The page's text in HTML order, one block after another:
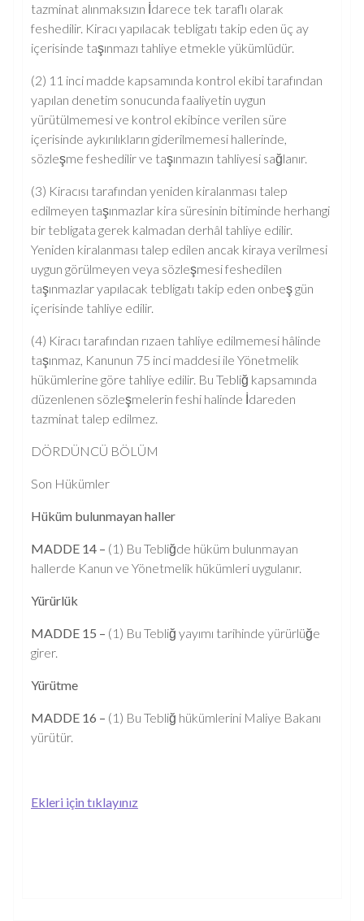
tazminat alınmaksızın İdarece tek taraflı olarak
feshedilir. Kiracı yapılacak tebligatı takip eden üç ay
içerisinde taşınmazı tahliye etmekle yükümlüdür.
(2) 11 inci madde kapsamında kontrol ekibi tarafından
yapılan denetim sonucunda faaliyetin uygun
yürütülmemesi ve kontrol ekibince verilen süre
içerisinde aykırılıkların giderilmemesi hallerinde,
sözleşme feshedilir ve taşınmazın tahliyesi sağlanır.
(3) Kiracısı tarafından yeniden kiralanması talep
edilmeyen taşınmazlar kira süresinin bitiminde herhangi
bir tebligata gerek kalmadan derhâl tahliye edilir.
Yeniden kiralanması talep edilen ancak kiraya verilmesi
uygun görülmeyen veya sözleşmesi feshedilen
taşınmazlar yapılacak tebligatı takip eden onbeş gün
içerisinde tahliye edilir.
(4) Kiracı tarafından rızaen tahliye edilmemesi hâlinde
taşınmaz, Kanunun 75 inci maddesi ile Yönetmelik
hükümlerine göre tahliye edilir. Bu Tebliğ kapsamında
düzenlenen sözleşmelerin feshi halinde İdareden
tazminat talep edilmez.
DÖRDÜNCÜ BÖLÜM
Son Hükümler
Hüküm bulunmayan haller
MADDE 14 – (1) Bu Tebliğde hüküm bulunmayan
hallerde Kanun ve Yönetmelik hükümleri uygulanır.
Yürürlük
MADDE 15 – (1) Bu Tebliğ yayımı tarihinde yürürlüğe
girer.
Yürütme
MADDE 16 – (1) Bu Tebliğ hükümlerini Maliye Bakanı
yürütür.
Ekleri için tıklayınız